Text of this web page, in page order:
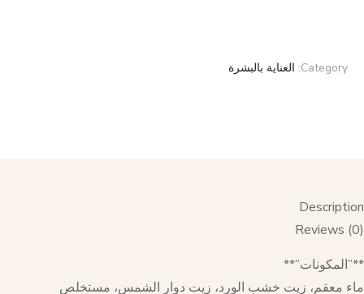
Category: العناية بالبشرة
Description
Reviews (0)
**”المكونات”**
ماء معقم، زيت خشب الورد، زيت دوار الشمس، مستخلص